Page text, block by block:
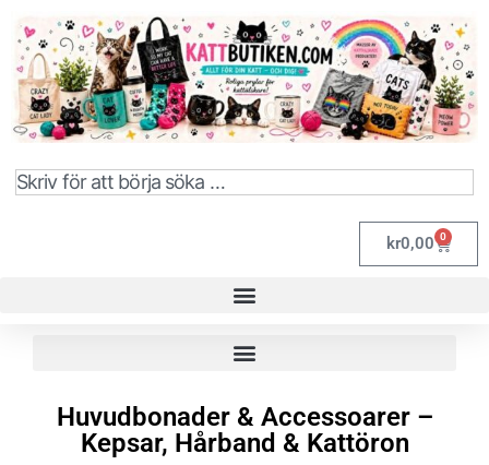
kr0,00 0
Huvudbonader & Accessoarer –
Kepsar, Hårband & Kattöron